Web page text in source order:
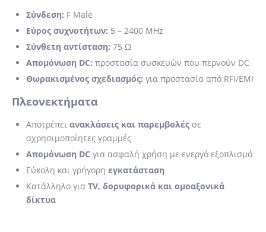
Σύνδεση: F Male
Εύρος συχνοτήτων: 5 – 2400 MHz
Σύνθετη αντίσταση: 75 Ω
Απομόνωση DC: προστασία συσκευών που περνούν DC
Θωρακισμένος σχεδιασμός: για προστασία από RFI/EMI
Πλεονεκτήματα
Αποτρέπει ανακλάσεις και παρεμβολές σε
αχρησιμοποίητες γραμμές
Απομόνωση DC για ασφαλή χρήση με ενεργό εξοπλισμό
Εύκολη και γρήγορη εγκατάσταση
Κατάλληλο για TV, δορυφορικά και ομοαξονικά
δίκτυα